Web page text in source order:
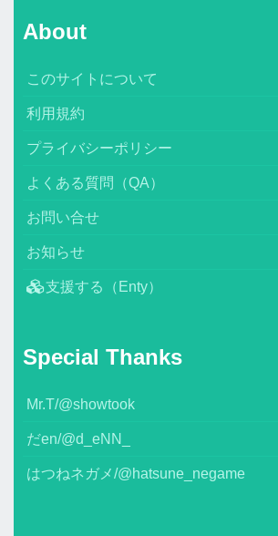
About
このサイトについて
利用規約
プライバシーポリシー
よくある質問（QA）
お問い合せ
お知らせ
支援する（Enty）
Special Thanks
Mr.T/@showtook
だen/@d_eNN_
はつねネガメ/@hatsune_negame